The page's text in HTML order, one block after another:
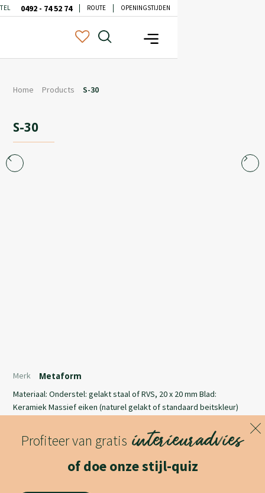
TEL 0492 - 74 52 74 ROUTE OPENINGSTIJDEN
Home Products S-30
S-30
Materiaal: Onderstel: gelakt staal of RVS, 20 x 20 mm Blad:
Keramiek Massief eiken (naturel gelakt of standaard beitskleur)
80 x 80 x 36 cm 100 x 100 x 36 cm 140 x 70 x 36 cm Afwijkende maten
/ uitvoeringen op aanvraag
Lees meer
Merk Metaform
Profiteer van gratis interieuradvies
of doe onze stijl-quiz